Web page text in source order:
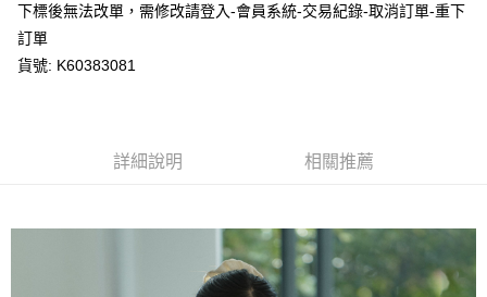
※ 請注意：結帳手續完成當下不需立刻繳費，但若您需要取消訂單，請聯絡
購買商品的店家。未經商家同意取消之訂單仍視為有效，需透過AFTEE先享
後付繳納相關費用。
※ 交易是否成功請以「AFTEE先享後付 」之結帳頁面顯示為準，若有關於
１．透過由恩沛科技股份有限公司提供之「AFTEE先享後付」服務完成之交
３．未成年的使用者請事先徵得法定代理人或監護人之同意方可使用
「AFTEE先享後付」，若未經同意申辦者引起之損失，本公司不負相關責
每筆NT$80，滿NT$1,200(含以上)免運費
付款後萊爾富取貨
每筆NT$80，滿NT$1,200(含以上)免運費
每筆NT$80，滿NT$1,200(含以上)免運費
下標後無法改單，需修改請登入-會員系統-交易紀錄-取消訂單-重下
訂單
貨號: K60383081
詳細說明 相關推薦